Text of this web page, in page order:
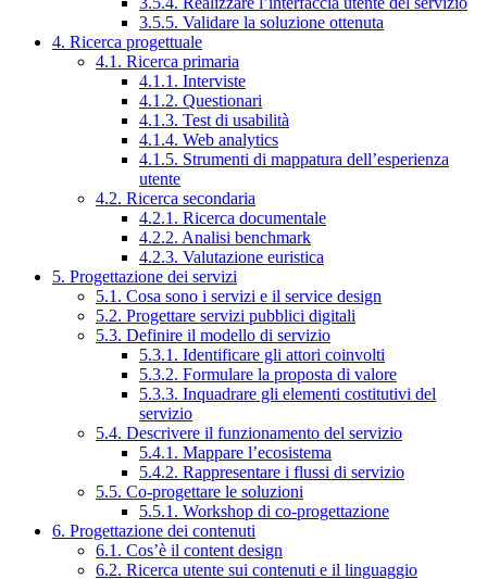
3.5.5. Validare la soluzione ottenuta
4. Ricerca progettuale
4.1. Ricerca primaria
4.1.1. Interviste
4.1.2. Questionari
4.1.3. Test di usabilità
4.1.4. Web analytics
4.1.5. Strumenti di mappatura dell’esperienza
utente
4.2. Ricerca secondaria
4.2.1. Ricerca documentale
4.2.2. Analisi benchmark
4.2.3. Valutazione euristica
5. Progettazione dei servizi
5.1. Cosa sono i servizi e il service design
5.2. Progettare servizi pubblici digitali
5.3. Definire il modello di servizio
5.3.1. Identificare gli attori coinvolti
5.3.2. Formulare la proposta di valore
5.3.3. Inquadrare gli elementi costitutivi del
servizio
5.4. Descrivere il funzionamento del servizio
5.4.1. Mappare l’ecosistema
5.4.2. Rappresentare i flussi di servizio
5.5. Co-progettare le soluzioni
5.5.1. Workshop di co-progettazione
6. Progettazione dei contenuti
6.1. Cos’è il content design
6.2. Ricerca utente sui contenuti e il linguaggio